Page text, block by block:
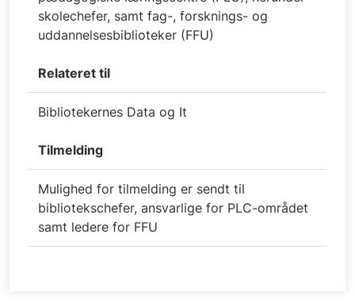
skolechefer, samt fag-, forsknings- og
uddannelsesbiblioteker (FFU)
Relateret til
Bibliotekernes Data og It
Tilmelding
Mulighed for tilmelding er sendt til
bibliotekschefer, ansvarlige for PLC-området
samt ledere for FFU